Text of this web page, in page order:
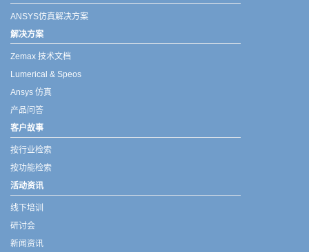
ANSYS仿真解决方案
解决方案
Zemax 技术文档
Lumerical & Speos
Ansys 仿真
产品问答
客户故事
按行业检索
按功能检索
活动资讯
线下培训
研讨会
新闻资讯